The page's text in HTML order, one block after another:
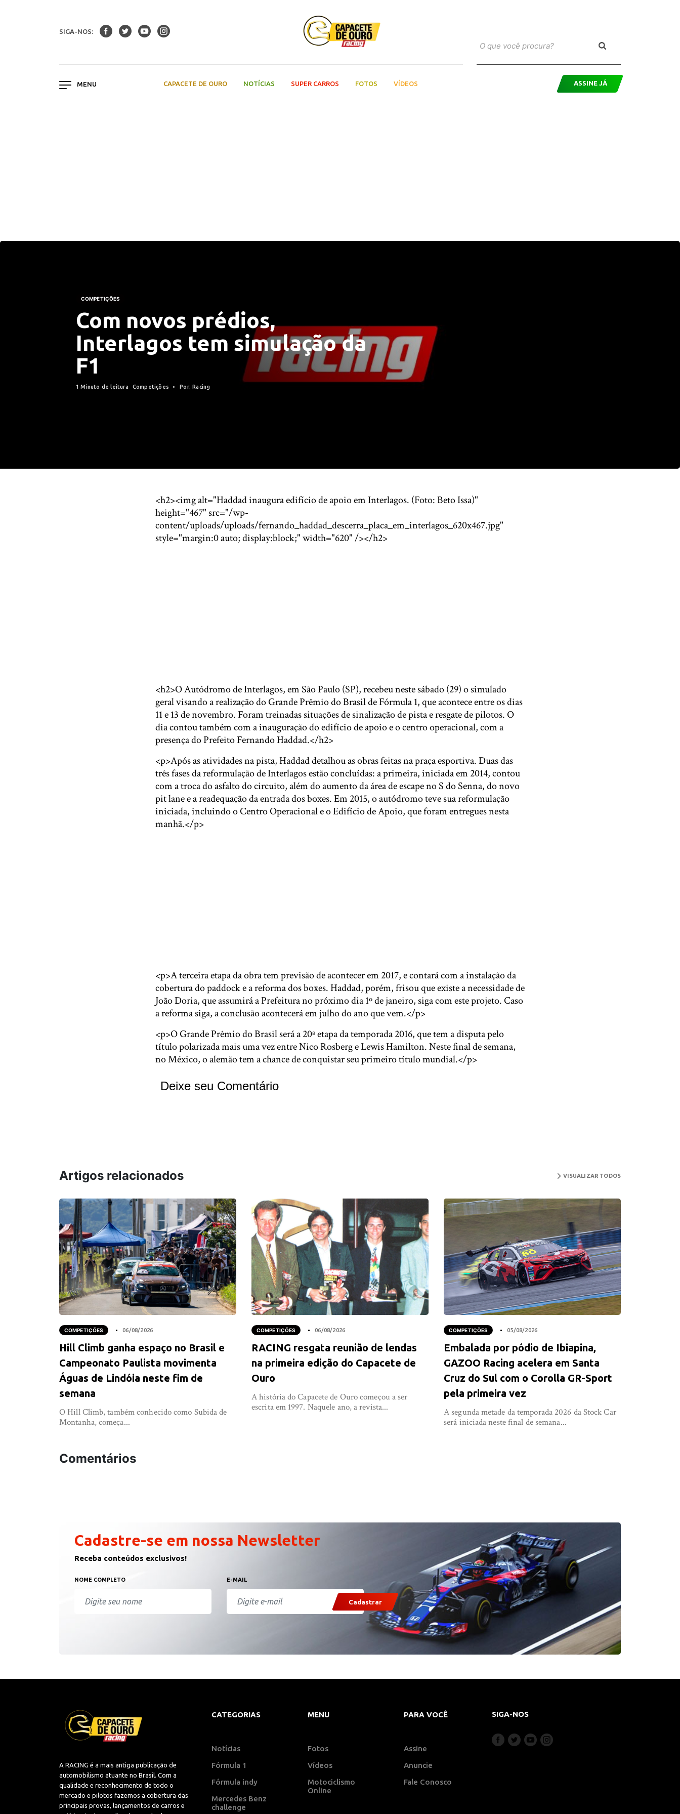
SIGA-NOS:
CAPACETE DE OURO NOTÍCIAS SUPER CARROS FOTOS VÍDEOS ASSINE JÁ
COMPETIÇÕES
Com novos prédios,
Interlagos tem simulação da
F1
1 Minuto de leitura Competições Por: Racing
<h2><img alt="Haddad inaugura edifício de apoio em Interlagos. (Foto: Beto Issa)"
height="467" src="/wp-
content/uploads/uploads/fernando_haddad_descerra_placa_em_interlagos_620x467.jpg"
style="margin:0 auto; display:block;" width="620" /></h2>
<h2>O Autódromo de Interlagos, em São Paulo (SP), recebeu neste sábado (29) o simulado
geral visando a realização do Grande Prêmio do Brasil de Fórmula 1, que acontece entre os dias
11 e 13 de novembro. Foram treinadas situações de sinalização de pista e resgate de pilotos. O
dia contou também com a inauguração do edifício de apoio e o centro operacional, com a
presença do Prefeito Fernando Haddad.</h2>
<p>Após as atividades na pista, Haddad detalhou as obras feitas na praça esportiva. Duas das
três fases da reformulação de Interlagos estão concluídas: a primeira, iniciada em 2014, contou
com a troca do asfalto do circuito, além do aumento da área de escape no S do Senna, do novo
pit lane e a readequação da entrada dos boxes. Em 2015, o autódromo teve sua reformulação
iniciada, incluindo o Centro Operacional e o Edifício de Apoio, que foram entregues nesta
manhã.</p>
<p>A terceira etapa da obra tem previsão de acontecer em 2017, e contará com a instalação da
cobertura do paddock e a reforma dos boxes. Haddad, porém, frisou que existe a necessidade de
João Doria, que assumirá a Prefeitura no próximo dia 1º de janeiro, siga com este projeto. Caso
a reforma siga, a conclusão acontecerá em julho do ano que vem.</p>
<p>O Grande Prêmio do Brasil será a 20ª etapa da temporada 2016, que tem a disputa pelo
título polarizada mais uma vez entre Nico Rosberg e Lewis Hamilton. Neste final de semana,
no México, o alemão tem a chance de conquistar seu primeiro título mundial.</p>
Deixe seu Comentário
Artigos relacionados VISUALIZAR TODOS
COMPETIÇÕES 06/08/2026
Hill Climb ganha espaço no Brasil e
Campeonato Paulista movimenta
Águas de Lindóia neste fim de
semana
O Hill Climb, também conhecido como Subida de
Montanha, começa...
COMPETIÇÕES 06/08/2026
RACING resgata reunião de lendas
na primeira edição do Capacete de
Ouro
A história do Capacete de Ouro começou a ser
escrita em 1997. Naquele ano, a revista...
COMPETIÇÕES 05/08/2026
Embalada por pódio de Ibiapina,
GAZOO Racing acelera em Santa
Cruz do Sul com o Corolla GR-Sport
pela primeira vez
A segunda metade da temporada 2026 da Stock Car
será iniciada neste final de semana...
Comentários
Cadastre-se em nossa Newsletter
Receba conteúdos exclusivos!
NOME COMPLETO E-MAIL
Cadastrar
A RACING é a mais antiga publicação de
automobilismo atuante no Brasil. Com a
qualidade e reconhecimento de todo o
mercado e pilotos fazemos a cobertura das
principais provas, lançamentos de carros e
CATEGORIAS
Notícias
Fórmula 1
Fórmula indy
Mercedes Benz
challenge
MENU
Fotos
Vídeos
Motociclismo
Online
PARA VOCÊ
Assine
Anuncie
Fale Conosco
SIGA-NOS